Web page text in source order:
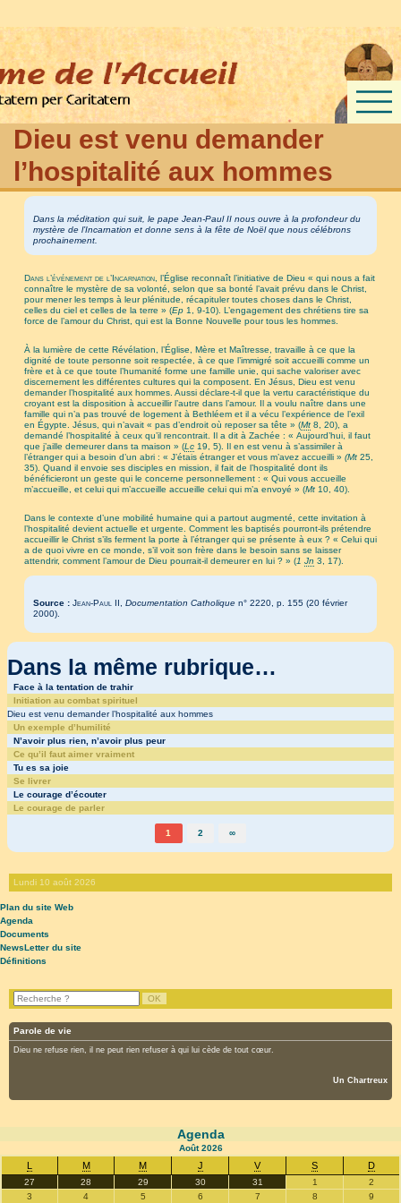
Dieu est venu demander
l’hospitalité aux hommes
Dans la méditation qui suit, le pape Jean-Paul II nous ouvre à la profondeur du
mystère de l’Incarnation et donne sens à la fête de Noël que nous célébrons
prochainement.
Dans l’événement de l’Incarnation, l’Église reconnaît l’initiative de Dieu « qui nous a fait
connaître le mystère de sa volonté, selon que sa bonté l’avait prévu dans le Christ,
pour mener les temps à leur plénitude, récapituler toutes choses dans le Christ,
celles du ciel et celles de la terre » (Ep1, 9-10). L’engagement des chrétiens tire sa
force de l’amour du Christ, qui est la Bonne Nouvelle pour tous les hommes.
À la lumière de cette Révélation, l’Église, Mère et Maîtresse, travaille à ce que la
dignité de toute personne soit respectée, à ce que l’immigré soit accueilli comme un
frère et à ce que toute l’humanité forme une famille unie, qui sache valoriser avec
discernement les différentes cultures qui la composent. En Jésus, Dieu est venu
demander l’hospitalité aux hommes. Aussi déclare-t-il que la vertu caractéristique du
croyant est la disposition à accueillir l’autre dans l’amour. Il a voulu naître dans une
famille qui n’a pas trouvé de logement à Bethléem et il a vécu l’expérience de l’exil
en Égypte. Jésus, qui n’avait « pas d’endroit où reposer sa tête » (Mt8, 20), a
demandé l’hospitalité à ceux qu’il rencontrait. Il a dit à Zachée : « Aujourd’hui, il faut
que j’aille demeurer dans ta maison » (Lc19, 5). Il en est venu à s’assimiler à
l’étranger qui a besoin d’un abri : « J’étais étranger et vous m’avez accueilli » (Mt25,
35). Quand il envoie ses disciples en mission, il fait de l’hospitalité dont ils
bénéficieront un geste qui le concerne personnellement : « Qui vous accueille
m’accueille, et celui qui m’accueille accueille celui qui m’a envoyé » (Mt10, 40).
Dans le contexte d’une mobilité humaine qui a partout augmenté, cette invitation à
l’hospitalité devient actuelle et urgente. Comment les baptisés pourront-ils prétendre
accueillir le Christ s’ils ferment la porte à l’étranger qui se présente à eux ? « Celui qui
a de quoi vivre en ce monde, s’il voit son frère dans le besoin sans se laisser
attendrir, comment l’amour de Dieu pourrait-il demeurer en lui ? » (1 Jn 3, 17).
Source : Jean-Paul II Documentation Catholiquen° 2220, p. 155 (20 février
2000).
Dans la même rubrique…
Face à la tentation de trahir
Initiation au combat spirituel
Dieu est venu demander l’hospitalité aux hommes
Un exemple d’humilité
N’avoir plus rien, n’avoir plus peur
Ce qu’il faut aimer vraiment
Tu es sa joie
Se livrer
Le courage d’écouter
Le courage de parler
1 2 ∞
Lundi 10 août 2026
Plan du site Web
Agenda
Documents
NewsLetter du site
Définitions
Parole de vie
Dieu ne refuse rien, il ne peut rien refuser à qui lui cède de tout cœur.
Un Chartreux
Agenda
Août2026
L M M J V S D
27 28 29 30 31 1
2
3
4 5 6 7 8 9